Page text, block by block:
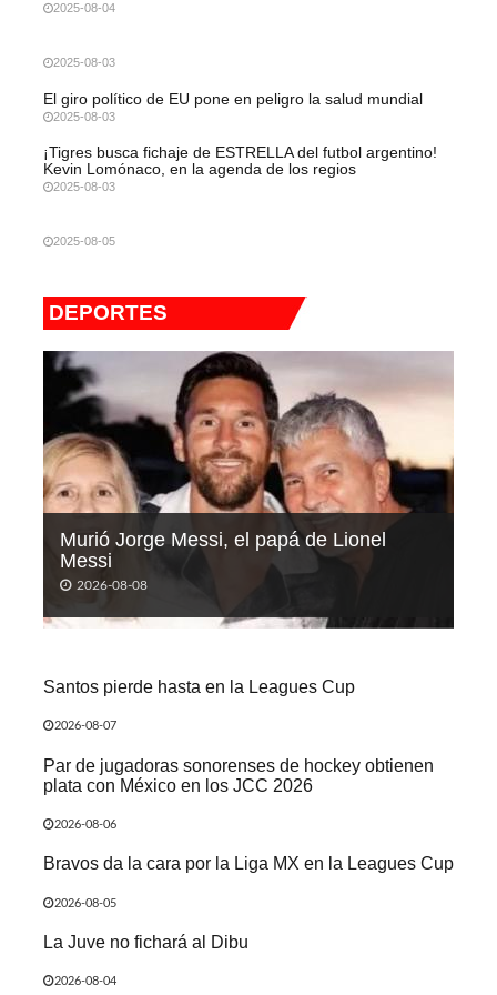
2025-08-04
2025-08-03
El giro político de EU pone en peligro la salud mundial
2025-08-03
¡Tigres busca fichaje de ESTRELLA del futbol argentino!
Kevin Lomónaco, en la agenda de los regios
2025-08-03
2025-08-05
DEPORTES
Murió Jorge Messi, el papá de Lionel
Messi
2026-08-08
Santos pierde hasta en la Leagues Cup
2026-08-07
Par de jugadoras sonorenses de hockey obtienen
plata con México en los JCC 2026
2026-08-06
Bravos da la cara por la Liga MX en la Leagues Cup
2026-08-05
La Juve no fichará al Dibu
2026-08-04